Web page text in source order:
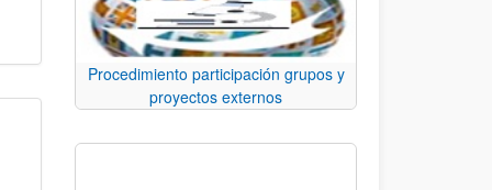
Procedimiento participación grupos y
proyectos externos